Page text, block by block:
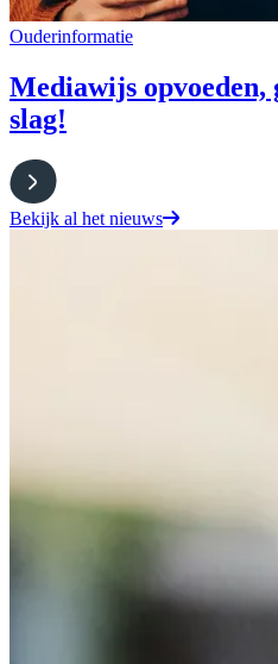
Ouderinformatie
Mediawijs opvoeden,
slag!
Bekijk al het nieuws